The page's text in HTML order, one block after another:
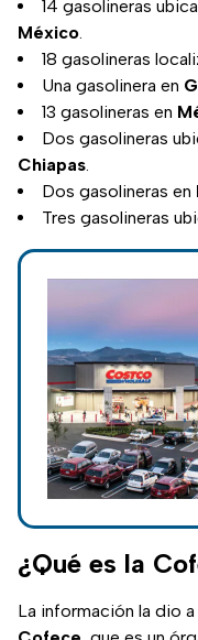
14 gasolineras
México.
18 gasolineras
Una gasolinera en
13 gasolineras en
Dos gasolineras
Chiapas.
Dos gasolineras en
Tres gasolineras
¿Qué es la
La información la dio